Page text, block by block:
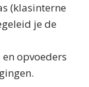
(klasinterne
je de
opvoeders